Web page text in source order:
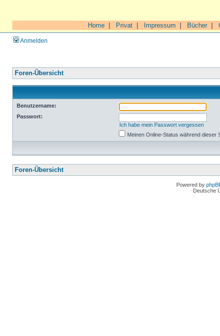
Home Privat Impressum Bücher|
Anmelden
Foren-Übersicht
Benutzername:
Passwort:
Ich habe mein Passwort vergessen
Meinen Online-Status während dieser
Foren-Übersicht
Powered by
Deutsche